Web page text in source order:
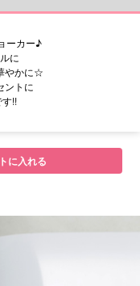
ーカー♪
に
やかに☆
ントに
!!
に入れる